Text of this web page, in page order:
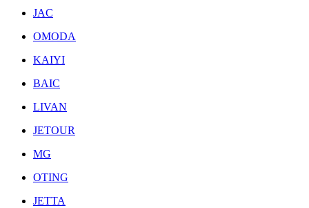
JAC
OMODA
KAIYI
BAIC
LIVAN
JETOUR
MG
OTING
JETTA